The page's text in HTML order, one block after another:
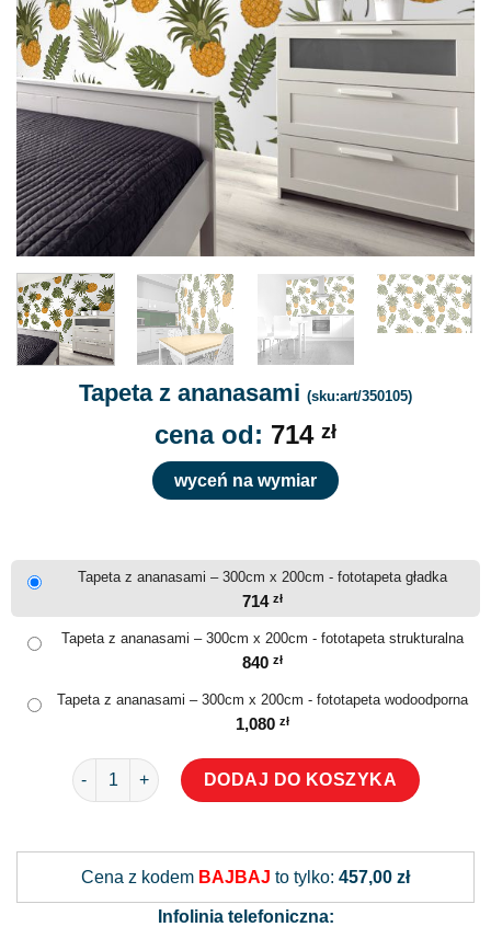
Tapeta z ananasami (sku:art/350105)
cena od: 714 zł
wyceń na wymiar
Tapeta z ananasami – 300cm x 200cm - fototapeta gładka
714 zł
Tapeta z ananasami – 300cm x 200cm - fototapeta strukturalna
840 zł
Tapeta z ananasami – 300cm x 200cm - fototapeta wodoodporna
1,080 zł
ilość Tapeta z ananasami
DODAJ DO KOSZYKA
Cena z kodem BAJBAJ to tylko: 457,00 zł
Infolinia telefoniczna: